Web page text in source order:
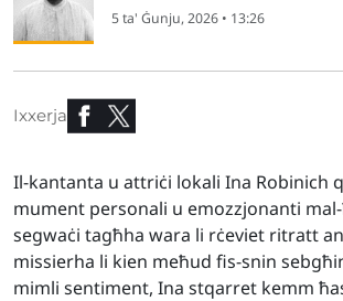
5 ta' Ġunju, 2026 • 13:26
Ixxerja
Il-kantanta u attriċi lokali Ina Robinich
mument personali u emozzjonanti
segwaċi tagħha wara li rċeviet ritratt
missierha li kien meħud fis-snin
mimli sentiment, Ina stqarret kemm